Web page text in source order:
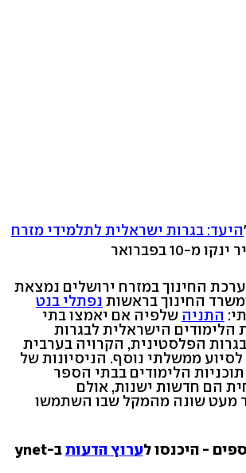
היעד: בגרות ישראלית לתלמידי מזרח
מ-10 בפברואר
החינוך במזרח ירושלים נמצאת
החינוך בראשות נפתלי בנט
התניה שלפיה אם יאמצו בתי
הלימודים הישראלית לבגרות
הפלסטינית, הקרויה בערבית
לסיוע ממשלתי נוסף. הניסיונות של
הלימודים בבתי הספר
הם חדשות ישנות, אולם
מעט שונה מהמקל שבו השתמשו
- היכנסו לערוץ הדעותב-ynet